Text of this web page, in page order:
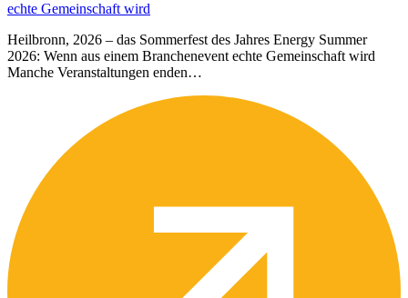
echte Gemeinschaft wird
Heilbronn, 2026 – das Sommerfest des Jahres Energy Summer
2026: Wenn aus einem Branchenevent echte Gemeinschaft wird
Manche Veranstaltungen enden…